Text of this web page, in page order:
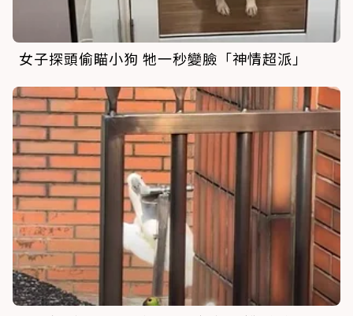
女子探頭偷瞄小狗 牠一秒變臉「神情超派」